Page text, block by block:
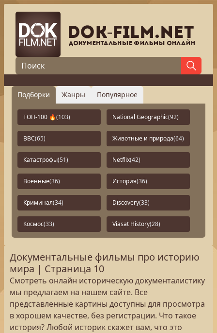
Подборки Жанры Популярное
ТОП-100 🔥(103) National Geographic(92)
BBC(65) Животные и природа(64)
Катастрофы(51) Netflix(42)
Военные(36) История(36)
Криминал(34) Discovery(33)
Космос(33) Viasat History(28)
Документальные фильмы про историю
мира | Страница 10
Смотреть онлайн историческую документалистику
мы предлагаем на нашем сайте. Все
представленные картины доступны для просмотра
в хорошем качестве, без регистрации. Что такое
история? Любой историк скажет вам, что это